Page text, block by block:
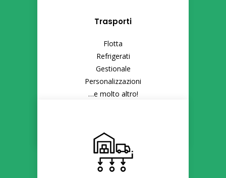
Trasporti
Flotta
Refrigerati
Gestionale
Personalizzazioni
…e molto altro!